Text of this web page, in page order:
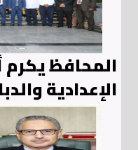
المحافظ يكرم
الإعدادية